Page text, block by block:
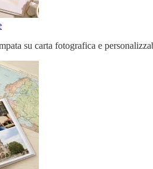
su carta fotografica e